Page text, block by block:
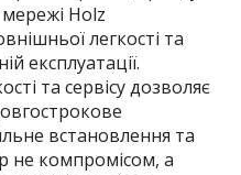
Holz
легкості та
експлуатації.
та сервісу дозволяє
встановлення та
не компромісом, а